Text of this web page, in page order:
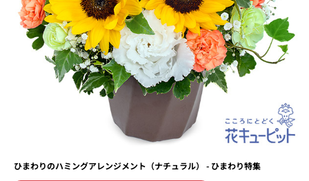
ひまわりのハミングアレンジメント（ナチュラル） - ひまわり特集